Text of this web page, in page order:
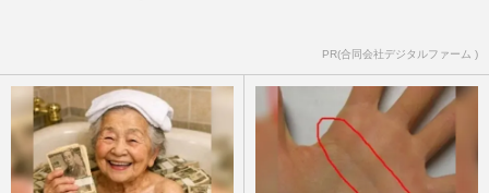
PR(合同会社デジタルファーム )